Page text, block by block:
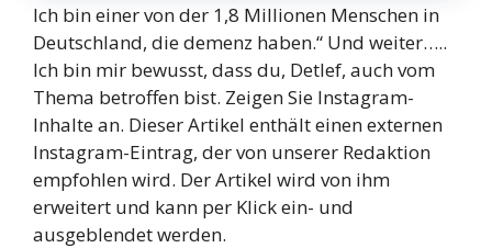
Ich bin einer von der 1,8 Millionen Menschen in
Deutschland, die demenz haben.“ Und weiter…..
Ich bin mir bewusst, dass du, Detlef, auch vom
Thema betroffen bist. Zeigen Sie Instagram-
Inhalte an. Dieser Artikel enthält einen externen
Instagram-Eintrag, der von unserer Redaktion
empfohlen wird. Der Artikel wird von ihm
erweitert und kann per Klick ein- und
ausgeblendet werden.